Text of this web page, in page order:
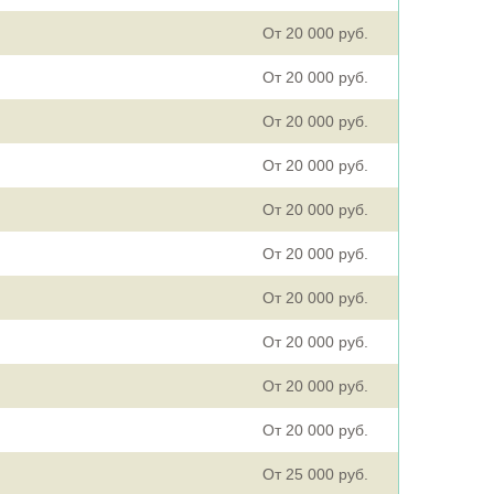
От 20 000 руб.
От 20 000 руб.
От 20 000 руб.
От 20 000 руб.
От 20 000 руб.
От 20 000 руб.
От 20 000 руб.
От 20 000 руб.
От 20 000 руб.
От 20 000 руб.
От 25 000 руб.